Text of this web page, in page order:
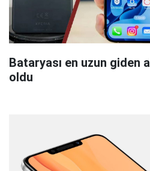
Bataryası en uzun giden
oldu